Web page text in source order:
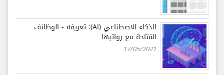
الذكاء الاصطناعي (AI): تعريفه - الوظائف
المُتاحة مع رواتبها
17/05/2021